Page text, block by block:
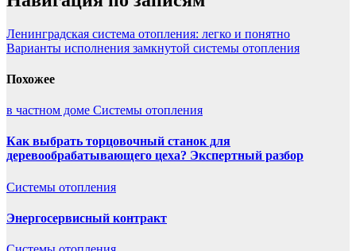
Ленинградская система отопления: легко и понятно
Варианты исполнения замкнутой системы отопления
Похожее
в частном доме Системы отопления
Как выбрать торцовочный станок для
деревообрабатывающего цеха? Экспертный разбор
Системы отопления
Энергосервисный контракт